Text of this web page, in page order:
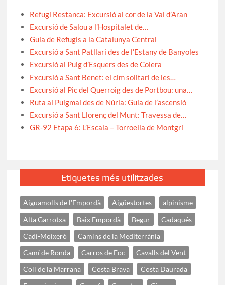
Refugi Restanca: Excursió al cor de la Val d’Aran
Excursió de Salou a l’Hospitalet de…
Guia de Refugis a la Catalunya Central
Excursió a Sant Patllari des de l’Estany de Banyoles
Excursió al Puig d’Esquers des de Colera
Excursió a Sant Benet: el cim solitari de les…
Excursió al Pic del Querroig des de Portbou: una…
Ruta al Puigmal des de Núria: Guia de l’ascensió
Excursió a Sant Llorenç del Munt: Travessa de…
GR-92 Etapa 6: L’Escala – Torroella de Montgrí
Etiquetes més utilitzades
Aiguamolls de l'Empordà Aigüestortes
alpinisme
Alta Garrotxa
Baix Empordà Begur
Cadaqués
Cadí-Moixeró
Camins de la Mediterrània
Camí de Ronda
Carros de Foc
Cavalls del Vent
Coll de la Marrana
Costa Brava
Costa Daurada